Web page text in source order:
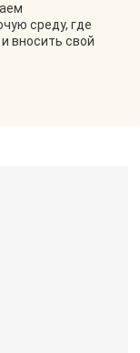
среду, где
вносить свой